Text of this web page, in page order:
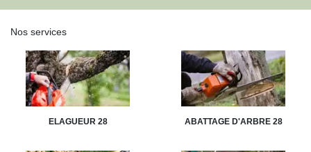
Nos services
ELAGUEUR 28 ABATTAGE D'ARBRE 28